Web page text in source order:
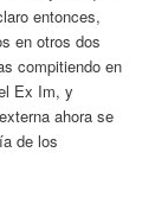
entonces,
en otros dos
compitiendo en
Ex Im, y
ahora se
de los